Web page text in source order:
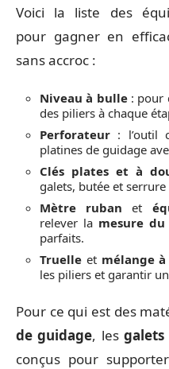
Voici la liste des
pour gagner en
sans accroc :
Niveau à bulle: pour
des piliers à chaque
Perforateur : l’outil
platines de guidage
Clés plates et à
galets, butée et
Mètre ruban et
relever la mesure
parfaits.
Truelle et mélange
les piliers et garantir
Pour ce qui est des
de guidage, les
conçus pour